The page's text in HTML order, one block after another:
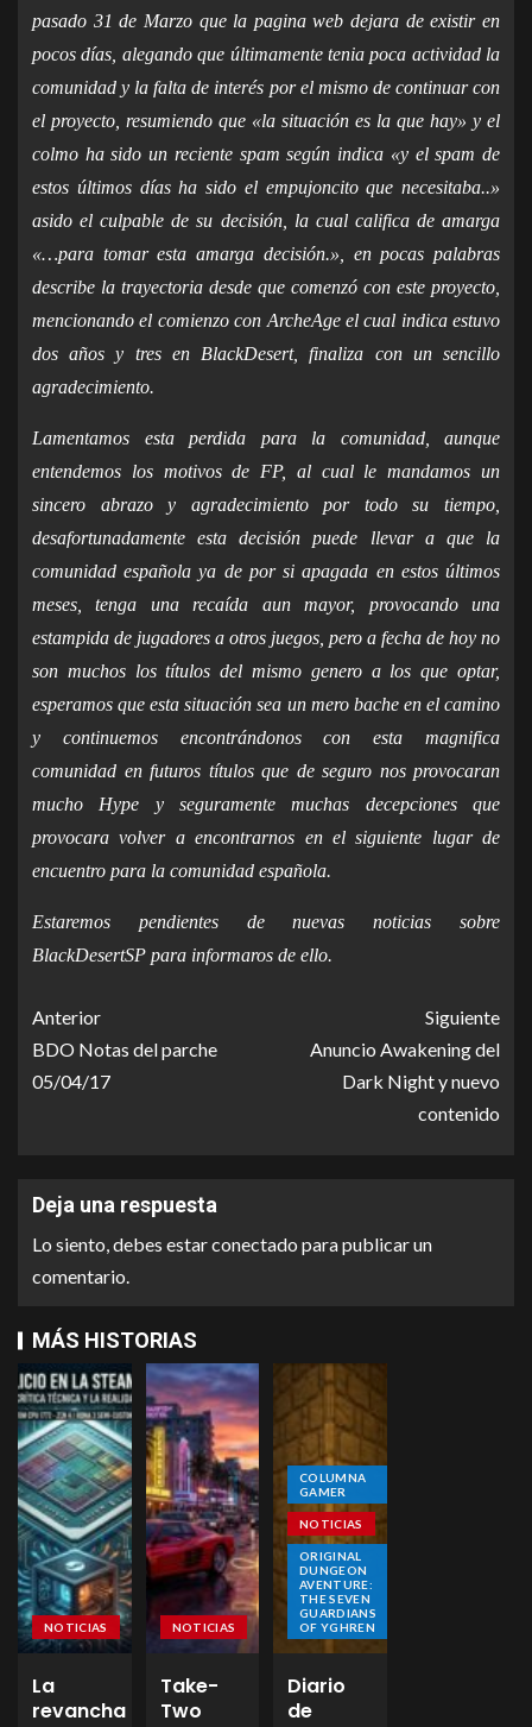
pasado 31 de Marzo que la pagina web dejara de existir en
pocos días, alegando que últimamente tenia poca actividad la
comunidad y la falta de interés por el mismo de continuar con
el proyecto, resumiendo que «la situación es la que hay» y el
colmo ha sido un reciente spam según indica «y el spam de
estos últimos días ha sido el empujoncito que necesitaba..»
asido el culpable de su decisión, la cual califica de amarga
«…para tomar esta amarga decisión.», en pocas palabras
describe la trayectoria desde que comenzó con este proyecto,
mencionando el comienzo con ArcheAge el cual indica estuvo
dos años y tres en BlackDesert, finaliza con un sencillo
agradecimiento.
Lamentamos esta perdida para la comunidad, aunque
entendemos los motivos de FP, al cual le mandamos un
sincero abrazo y agradecimiento por todo su tiempo,
desafortunadamente esta decisión puede llevar a que la
comunidad española ya de por si apagada en estos últimos
meses, tenga una recaída aun mayor, provocando una
estampida de jugadores a otros juegos, pero a fecha de hoy no
son muchos los títulos del mismo genero a los que optar,
esperamos que esta situación sea un mero bache en el camino
y continuemos encontrándonos con esta magnifica
comunidad en futuros títulos que de seguro nos provocaran
mucho Hype y seguramente muchas decepciones que
provocara volver a encontrarnos en el siguiente lugar de
encuentro para la comunidad española.
Estaremos pendientes de nuevas noticias sobre
BlackDesertSP para informaros de ello.
Anterior
BDO Notas del parche
05/04/17
Siguiente
Anuncio Awakening del
Dark Night y nuevo
contenido
Deja una respuesta
Lo siento, debes estarconectado para publicar un
comentario.
MÁS HISTORIAS
NOTICIAS
La
revancha
NOTICIAS
Take-
Two
COLUMNA
GAMER
NOTICIAS
ORIGINAL
DUNGEON
AVENTURE:
THE SEVEN
GUARDIANS
OF YGHREN
Diario
de